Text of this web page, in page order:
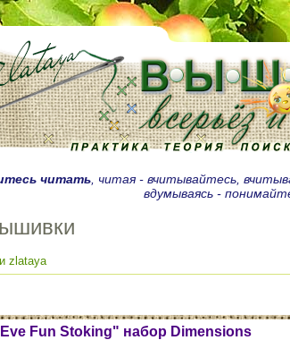
читать , читая - вчитывайтесь,
вдумываясь -
zlataya
Fun Stoking" набор Dimensions